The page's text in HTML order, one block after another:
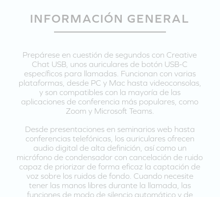
INFORMACIÓN GENERAL
Prepárese en cuestión de segundos con Creative
Chat USB, unos auriculares de botón USB-C
específicos para llamadas. Funcionan con varias
plataformas, desde PC y Mac hasta videoconsolas,
y son compatibles con la mayoría de las
aplicaciones de conferencia más populares, como
Zoom y Microsoft Teams.
Desde presentaciones en seminarios web hasta
conferencias telefónicas, los auriculares ofrecen
audio digital de alta definición, así como un
micrófono de condensador con cancelación de ruido
capaz de priorizar de forma eficaz la captación de
voz sobre los ruidos de fondo. Cuando necesite
tener las manos libres durante la llamada, las
funciones de modo de silencio automático y de